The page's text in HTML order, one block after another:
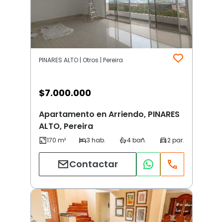
PINARES ALTO | Otros | Pereira
$7.000.000
Apartamento en Arriendo, PINARES
ALTO, Pereira
Contactar